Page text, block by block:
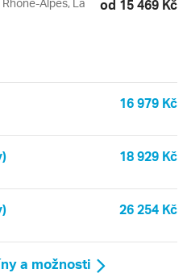
od 15 469 Kč
16 979 Kč
18 929 Kč
26 254 Kč
a možnosti